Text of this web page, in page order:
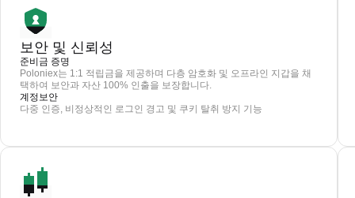
보안 및 신뢰성
준비금 증명
Poloniex는 1:1 적립금을 제공하며 다층 암호화 및 오프라인 지갑을 채
택하여 보안과 자산 100% 인출을 보장합니다.
계정보안
다중 인증, 비정상적인 로그인 경고 및 쿠키 탈취 방지 기능